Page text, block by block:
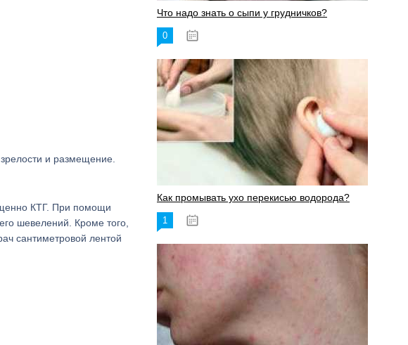
и размещение.
КТГ. При помощи
шевелений. Кроме того,
сантиметровой лентой
Что надо знать о сыпи у грудничков?
0
Как промывать ухо перекисью водорода?
1